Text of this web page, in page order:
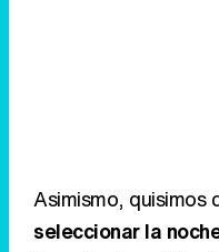
Asimismo, quisimos
seleccionar la